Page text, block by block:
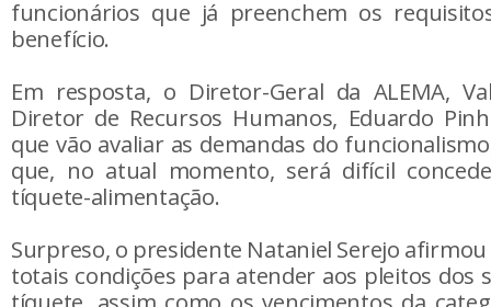
funcionários que já preenchem os
benefício.
Em resposta, o Diretor-Geral da ALEMA,
Diretor de Recursos Humanos, Eduardo
que vão avaliar as demandas do
que, no atual momento, será difícil
tíquete-alimentação.
Surpreso, o presidente Nataniel Serejo afirmou
totais condições para atender aos pleitos dos